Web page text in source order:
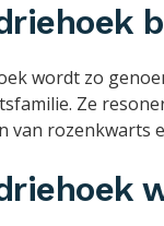
wordt zo
Ze
van rozenkwarts